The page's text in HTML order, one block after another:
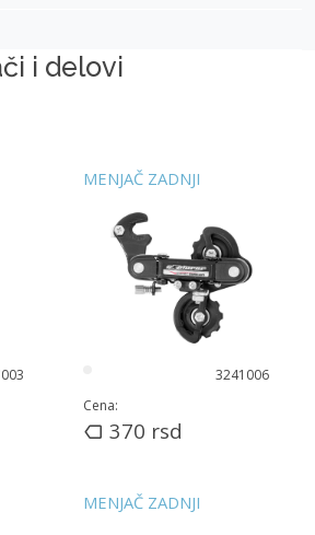
i delovi
MENJAČ ZADNJI
3241006
Cena:
370 rsd
MENJAČ ZADNJI